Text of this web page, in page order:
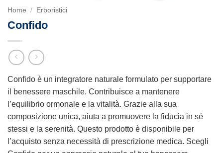
Home / Erboristici
Confido
Confido è un integratore naturale formulato per supportare
il benessere maschile. Contribuisce a mantenere
l’equilibrio ormonale e la vitalità. Grazie alla sua
composizione unica, aiuta a promuovere la fiducia in sé
stessi e la serenità. Questo prodotto è disponibile per
l’acquisto senza necessità di prescrizione medica. Scegli